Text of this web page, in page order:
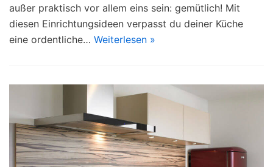
außer praktisch vor allem eins sein: gemütlich! Mit
diesen Einrichtungsideen verpasst du deiner Küche
eine ordentliche… Weiterlesen »